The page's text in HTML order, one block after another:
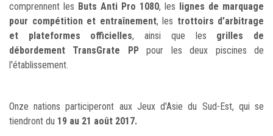
comprennent les Buts Anti Pro 1080, les lignes de marquage
pour compétition et entraînement, les trottoirs d’arbitrage
et plateformes officielles, ainsi que les grilles de
débordement TransGrate PPpour les deux piscines de
l'établissement.
Onze nations participeront aux Jeux d'Asie du Sud-Est, qui se
tiendront du 19 au 21 août 2017.